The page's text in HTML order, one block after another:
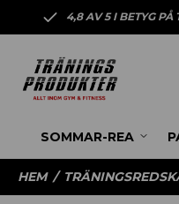
4,8 AV 5 I BETYG PÅ
SOMMAR-REA
HEM /